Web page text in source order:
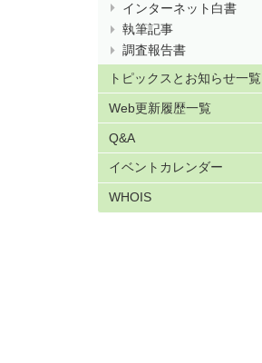
インターネット白書
執筆記事
調査報告書
トピックスとお知らせ一覧
Web更新履歴一覧
Q&A
イベントカレンダー
WHOIS